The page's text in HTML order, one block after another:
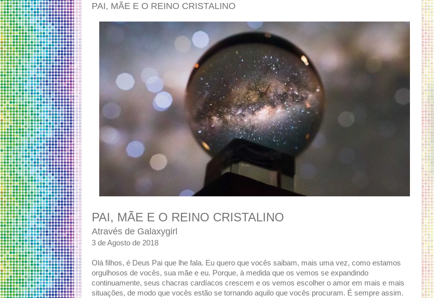
PAI, MÃE E O REINO CRISTALINO
PAI, MÃE E O REINO CRISTALINO
Através de Galaxygirl
3 de Agosto de 2018
Olá filhos, é Deus Pai que lhe fala. Eu quero que vocês saibam, mais uma vez, como estamos
orgulhosos de vocês, sua mãe e eu. Porque, à medida que os vemos se expandindo
continuamente, seus chacras cardíacos crescem e os vemos escolher o amor em mais e mais
situações, de modo que vocês estão se tornando aquilo que vocês procuram. É sempre assim.